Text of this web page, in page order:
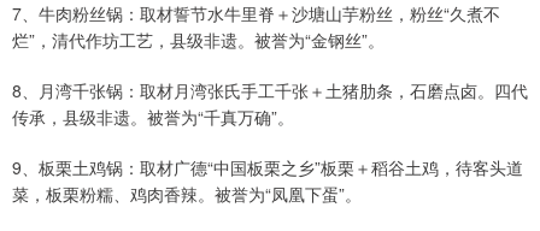
7、牛肉粉丝锅：取材誓节水牛里脊＋沙塘山芋粉丝，粉丝“久煮不
烂”，清代作坊工艺，县级非遗。被誉为“金钢丝”。
8、月湾千张锅：取材月湾张氏手工千张＋土猪肋条，石磨点卤。四代
传承，县级非遗。被誉为“千真万确”。
9、板栗土鸡锅：取材广德“中国板栗之乡”板栗＋稻谷土鸡，待客头道
菜，板栗粉糯、鸡肉香辣。被誉为“凤凰下蛋”。